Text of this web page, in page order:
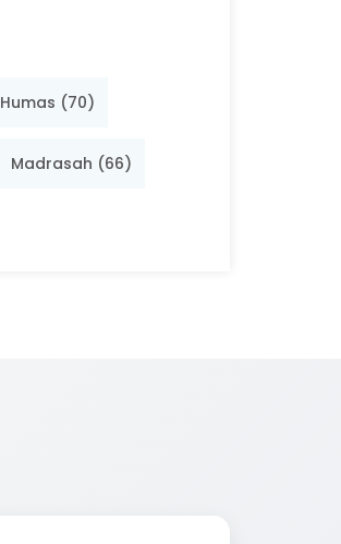
Humas (70)
Madrasah (66)